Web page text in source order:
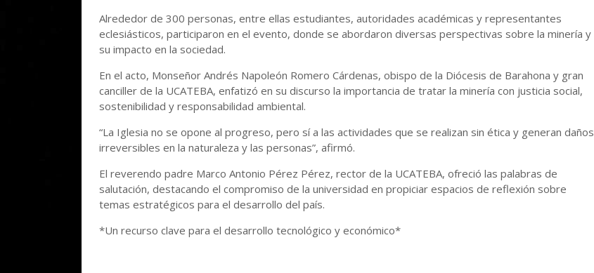
Alrededor de 300 personas, entre ellas estudiantes, autoridades académicas y representantes
eclesiásticos, participaron en el evento, donde se abordaron diversas perspectivas sobre la minería y
su impacto en la sociedad.
En el acto, Monseñor Andrés Napoleón Romero Cárdenas, obispo de la Diócesis de Barahona y gran
canciller de la UCATEBA, enfatizó en su discurso la importancia de tratar la minería con justicia social,
sostenibilidad y responsabilidad ambiental.
“La Iglesia no se opone al progreso, pero sí a las actividades que se realizan sin ética y generan daños
irreversibles en la naturaleza y las personas”, afirmó.
El reverendo padre Marco Antonio Pérez Pérez, rector de la UCATEBA, ofreció las palabras de
salutación, destacando el compromiso de la universidad en propiciar espacios de reflexión sobre
temas estratégicos para el desarrollo del país.
*Un recurso clave para el desarrollo tecnológico y económico*